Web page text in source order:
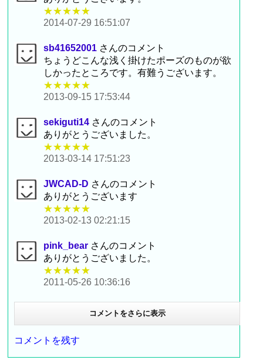
★★★★★
2014-07-29 16:51:07
sb41652001 さんのコメント
ちょうどこんな浅く掛けたポーズのものが欲
しかったところです。有難うございます。
★★★★★
2013-09-15 17:53:44
sekiguti14 さんのコメント
ありがとうございました。
★★★★★
2013-03-14 17:51:23
JWCAD-D さんのコメント
ありがとうございます
★★★★★
2013-02-13 02:21:15
pink_bear さんのコメント
ありがとうございました。
★★★★★
2011-05-26 10:36:16
コメントをさらに表示
コメントを残す